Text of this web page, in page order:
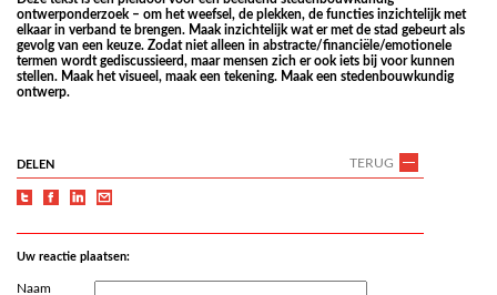
ontwerponderzoek – om het weefsel, de plekken, de functies inzichtelijk met
elkaar in verband te brengen. Maak inzichtelijk wat er met de stad gebeurt als
gevolg van een keuze. Zodat niet alleen in abstracte/financiële/emotionele
termen wordt gediscussieerd, maar mensen zich er ook iets bij voor kunnen
stellen. Maak het visueel, maak een tekening. Maak een stedenbouwkundig
ontwerp.
TERUG
DELEN
Uw reactie plaatsen:
Naam